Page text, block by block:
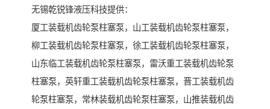
无锡乾锐锋液压科技提供：
厦工装载机齿轮泵柱塞泵，山工装载机齿轮泵柱塞泵，
柳工装载机齿轮泵柱塞泵，徐工装载机齿轮泵柱塞泵，
山东临工装载机齿轮泵柱塞泵，雷沃重工装载机齿轮泵
柱塞泵，英轩重工装载机齿轮泵柱塞泵，晋工装载机齿
轮泵柱塞泵，常林装载机齿轮泵柱塞泵，山推装载机齿